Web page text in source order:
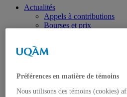
Actualités
Appels à contributions
Bourses et prix
Distinctions
Préférences en matière de témoins
Nous utilisons des témoins (cookies)